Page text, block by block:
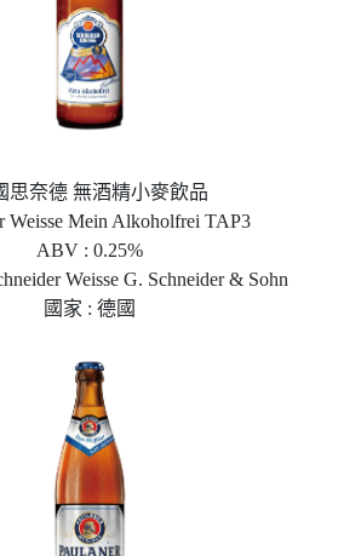
思奈德 無酒精小麥飲品
Weisse Mein Alkoholfrei TAP3
ABV : 0.25%
Weisse G. Schneider & Sohn
國家 : 德國